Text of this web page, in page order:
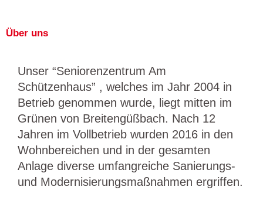
Über uns
Unser “Seniorenzentrum Am
Schützenhaus” , welches im Jahr 2004 in
Betrieb genommen wurde, liegt mitten im
Grünen von Breitengüßbach. Nach 12
Jahren im Vollbetrieb wurden 2016 in den
Wohnbereichen und in der gesamten
Anlage diverse umfangreiche Sanierungs-
und Modernisierungsmaßnahmen ergriffen.